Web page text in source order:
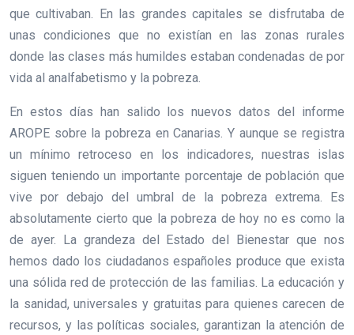
que cultivaban. En las grandes capitales se disfrutaba de
unas condiciones que no existían en las zonas rurales
donde las clases más humildes estaban condenadas de por
vida al analfabetismo y la pobreza.
En estos días han salido los nuevos datos del informe
AROPE sobre la pobreza en Canarias. Y aunque se registra
un mínimo retroceso en los indicadores, nuestras islas
siguen teniendo un importante porcentaje de población que
vive por debajo del umbral de la pobreza extrema. Es
absolutamente cierto que la pobreza de hoy no es como la
de ayer. La grandeza del Estado del Bienestar que nos
hemos dado los ciudadanos españoles produce que exista
una sólida red de protección de las familias. La educación y
la sanidad, universales y gratuitas para quienes carecen de
recursos, y las políticas sociales, garantizan la atención de